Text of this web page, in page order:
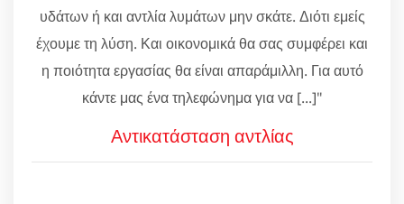
υδάτων ή και αντλία λυμάτων μην σκάτε. Διότι εμείς
έχουμε τη λύση. Και οικονομικά θα σας συμφέρει και
η ποιότητα εργασίας θα είναι απαράμιλλη. Για αυτό
κάντε μας ένα τηλεφώνημα για να [...]"
Αντικατάσταση αντλίας